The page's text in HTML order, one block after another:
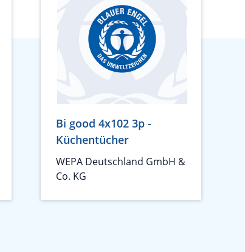
Bi good 4x102 3p -
Küchentücher
WEPA Deutschland GmbH &
Co. KG